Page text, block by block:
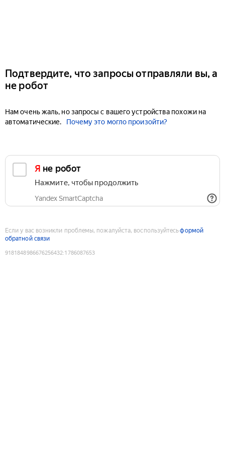
Подтвердите, что запросы отправляли вы, а
не робот
Нам очень жаль, но запросы с вашего устройства похожи на
автоматические.
Почему это могло произойти?
Я не робот
Нажмите, чтобы продолжить
Yandex SmartCaptcha
Если у вас возникли проблемы, пожалуйста, воспользуйтесьформой
обратной связи
9181848986676256432:1786087653